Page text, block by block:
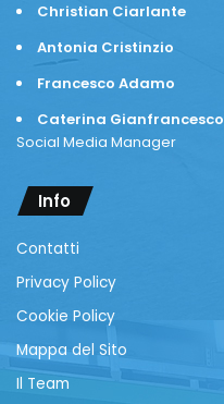
Christian Ciarlante
Antonia Cristinzio
Francesco Adamo
Caterina Gianfrancesco
Social Media Manager
Info
Contatti
Privacy Policy
Cookie Policy
Mappa del Sito
Il Team